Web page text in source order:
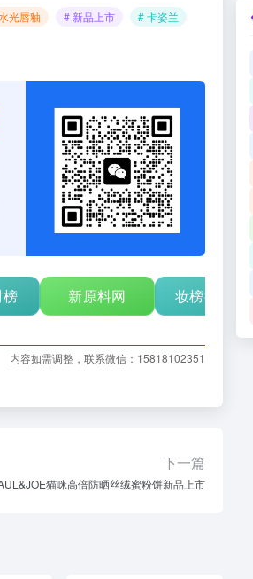
光唇釉 # 新品上市
# 卡姿兰
榜 新原料网 妆榜行业招聘
内容如需调整，联系微信：15818102351
下一篇
猫咪高倍防晒丝绒蜜粉饼新品上市